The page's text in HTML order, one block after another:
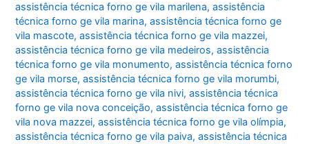
assistência técnica forno ge vila marilena,assistência
técnica forno ge vila marina,assistência técnica forno ge
vila mascote,assistência técnica forno ge vila mazzei,
assistência técnica forno ge vila medeiros,assistência
técnica forno ge vila monumento,assistência técnica forno
ge vila morse,assistência técnica forno ge vila morumbi,
assistência técnica forno ge vila nivi,assistência técnica
forno ge vila nova conceição,assistência técnica forno ge
vila nova mazzei,assistência técnica forno ge vila olímpia,
assistência técnica forno ge vila paiva,assistência técnica